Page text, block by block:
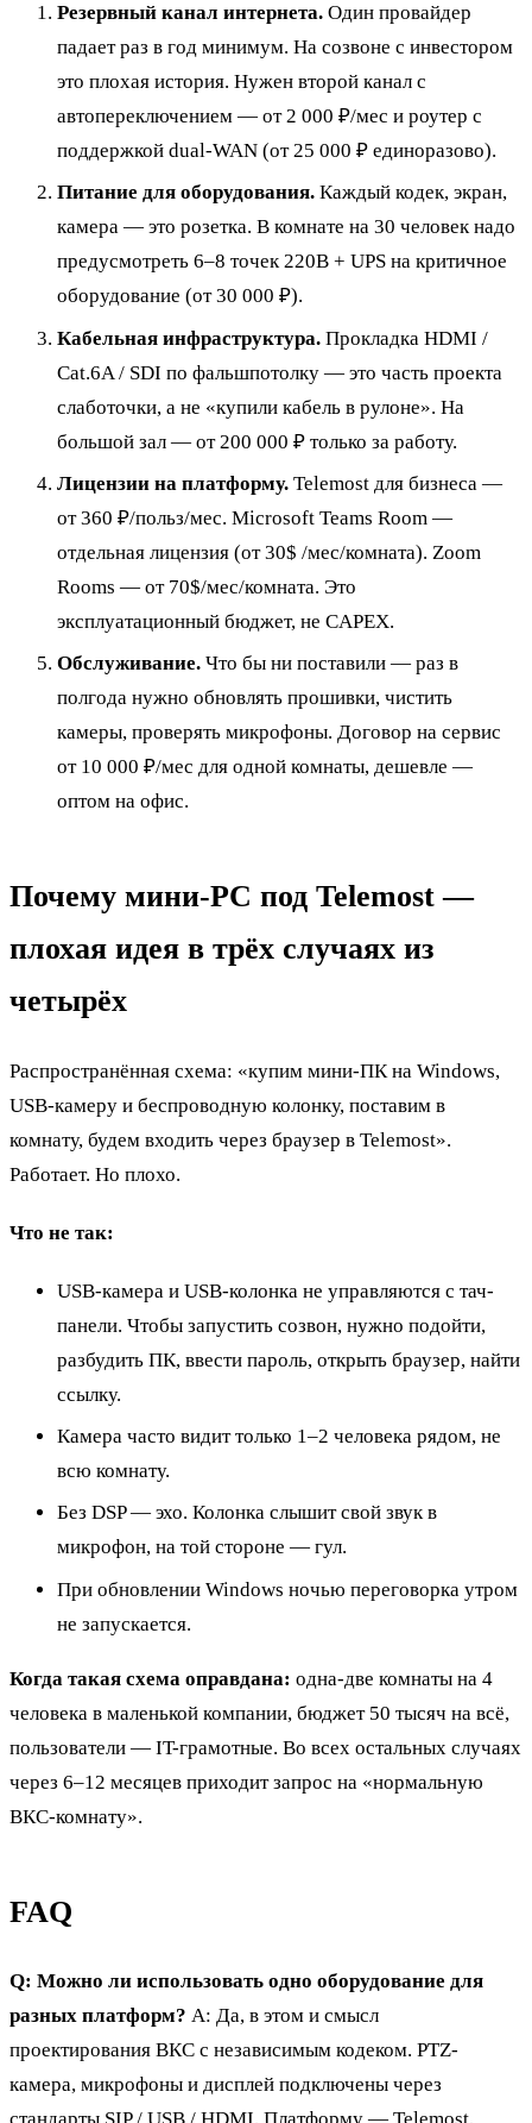
Резервный канал интернета. Один провайдер
падает раз в год минимум. На созвоне с инвестором
это плохая история. Нужен второй канал с
автопереключением — от 2 000 ₽/мес и роутер с
поддержкой dual-WAN (от 25 000 ₽ единоразово).
Питание для оборудования. Каждый кодек, экран,
камера — это розетка. В комнате на 30 человек надо
предусмотреть 6–8 точек 220В + UPS на критичное
оборудование (от 30 000 ₽).
Кабельная инфраструктура. Прокладка HDMI /
Cat.6A / SDI по фальшпотолку — это часть проекта
слаботочки, а не «купили кабель в рулоне». На
большой зал — от 200 000 ₽ только за работу.
Лицензии на платформу. Telemost для бизнеса —
от 360 ₽/польз/мес. Microsoft Teams Room —
отдельная лицензия (от 30$ /мес/комната). Zoom
Rooms — от 70$/мес/комната. Это
эксплуатационный бюджет, не CAPEX.
Обслуживание. Что бы ни поставили — раз в
полгода нужно обновлять прошивки, чистить
камеры, проверять микрофоны. Договор на сервис
от 10 000 ₽/мес для одной комнаты, дешевле —
оптом на офис.
Почему мини-PC под Telemost —
плохая идея в трёх случаях из
четырёх
Распространённая схема: «купим мини-ПК на Windows,
USB-камеру и беспроводную колонку, поставим в
комнату, будем входить через браузер в Telemost».
Работает. Но плохо.
Что не так:
USB-камера и USB-колонка не управляются с тач-
панели. Чтобы запустить созвон, нужно подойти,
разбудить ПК, ввести пароль, открыть браузер, найти
ссылку.
Камера часто видит только 1–2 человека рядом, не
всю комнату.
Без DSP — эхо. Колонка слышит свой звук в
микрофон, на той стороне — гул.
При обновлении Windows ночью переговорка утром
не запускается.
Когда такая схема оправдана: одна-две комнаты на 4
человека в маленькой компании, бюджет 50 тысяч на всё,
пользователи — IT-грамотные. Во всех остальных случаях
через 6–12 месяцев приходит запрос на «нормальную
ВКС-комнату».
FAQ
Q: Можно ли использовать одно оборудование для
разных платформ? A: Да, в этом и смысл
проектирования ВКС с независимым кодеком. PTZ-
камера, микрофоны и дисплей подключены через